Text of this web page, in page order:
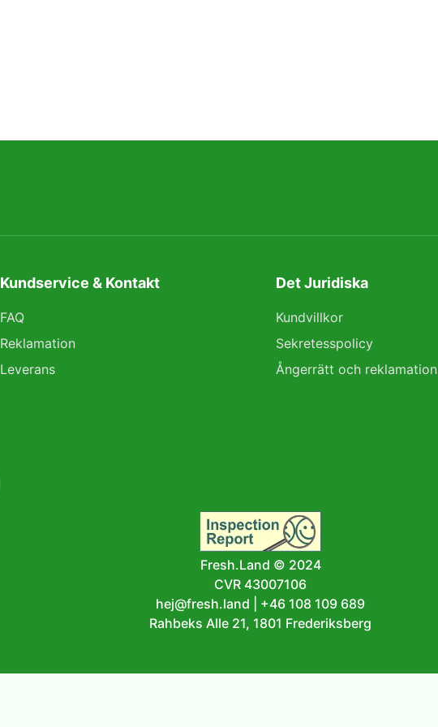
Kundservice & Kontakt
FAQ
Reklamation
Leverans
Det Juridiska
Kundvillkor
Sekretesspolicy
Ångerrätt och reklamation
Fresh.Land © 2024
CVR 43007106
hej@fresh.land
+46 108 109 689
Rahbeks Alle 21, 1801 Frederiksberg